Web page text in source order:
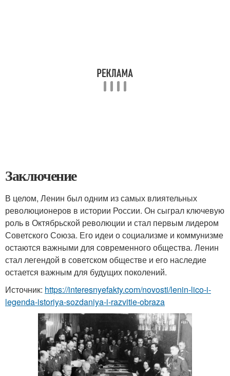
Заключение
В целом, Ленин был одним из самых влиятельных
революционеров в истории России. Он сыграл ключевую
роль в Октябрьской революции и стал первым лидером
Советского Союза. Его идеи о социализме и коммунизме
остаются важными для современного общества. Ленин
стал легендой в советском обществе и его наследие
остается важным для будущих поколений.
Источник: https://interesnyefakty.com/novosti/lenin-lico-i-
legenda-istoriya-sozdaniya-i-razvitie-obraza